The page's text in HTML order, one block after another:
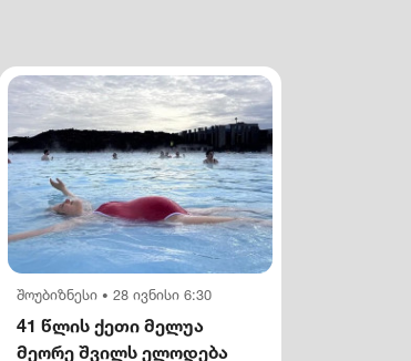
შოუბიზნესი • 28 ივნისი 6:30
41 წლის ქეთი მელუა
მეორე შვილს ელოდება